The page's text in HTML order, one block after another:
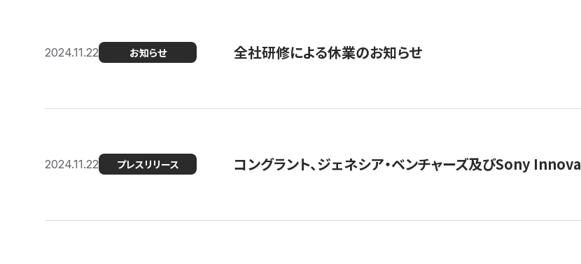
2024.11.22 お知らせ 全社研修による休業のお知らせ
2024.11.22 プレスリリース コングラント、ジェネシア・ベンチャーズ及びSony